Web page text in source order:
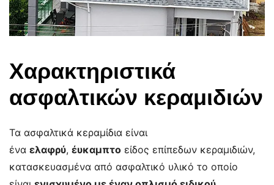
Χαρακτηριστικά
ασφαλτικών κεραμιδιών
Τα ασφαλτικά κεραμίδια είναι
ένα ελαφρύ, έυκαμπτο είδος επίπεδων κεραμιδιών,
κατασκευασμένα από ασφαλτικό υλικό το οποίο